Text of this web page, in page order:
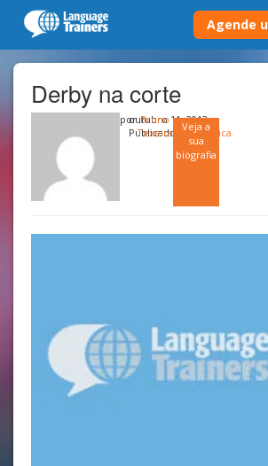
Agende
Derby na corte
por Bruno
Texeira
Veja a
sua
biografia
outubro 11, 2012
Publicado emPolítica